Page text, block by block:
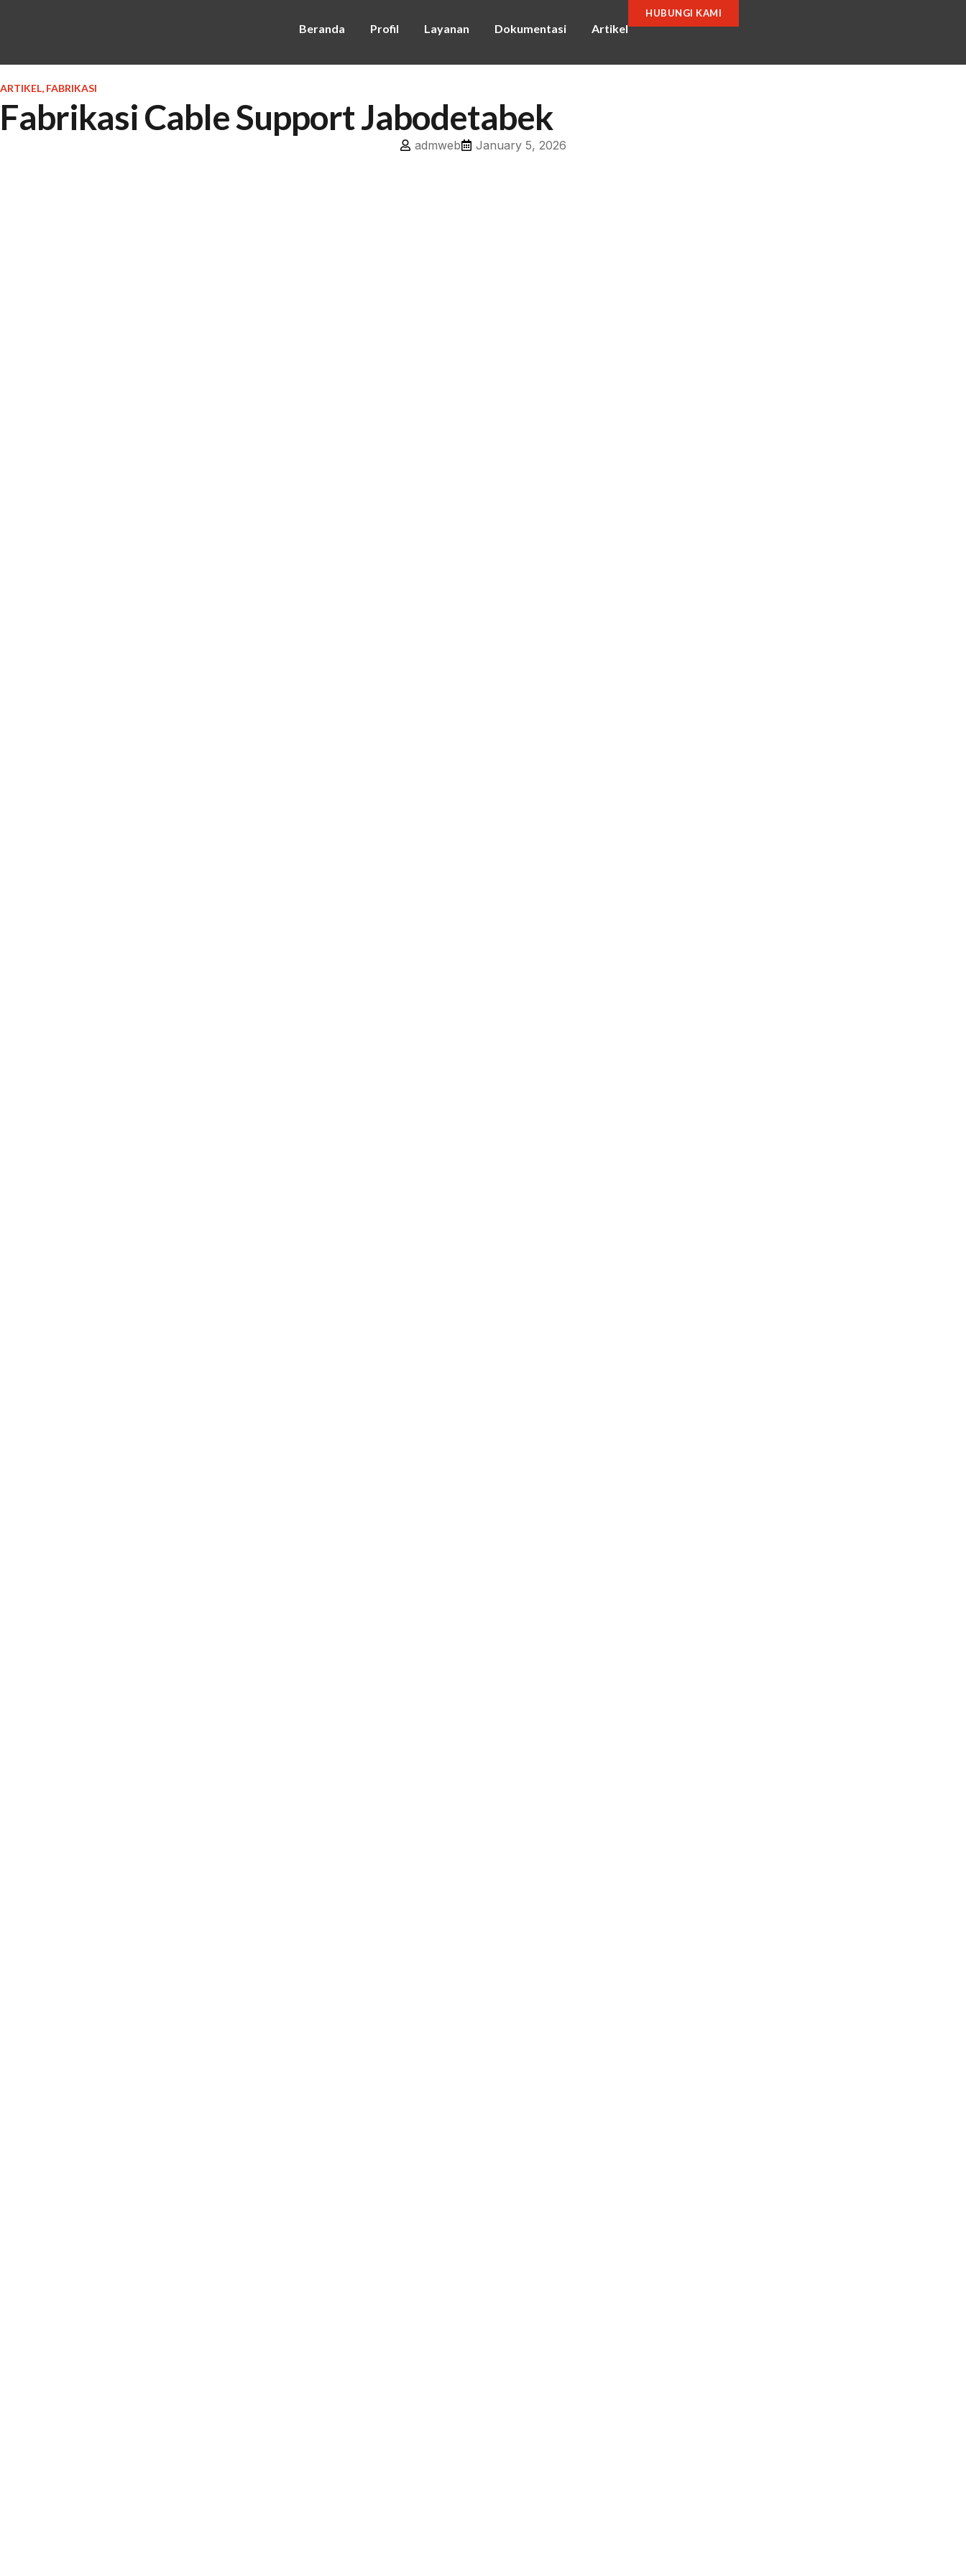
Beranda Profil Layanan Dokumentasi Artikel
HUBUNGI KAMI
ARTIKEL, FABRIKASI
Fabrikasi Cable Support Jabodetabek
admweb January 5, 2026